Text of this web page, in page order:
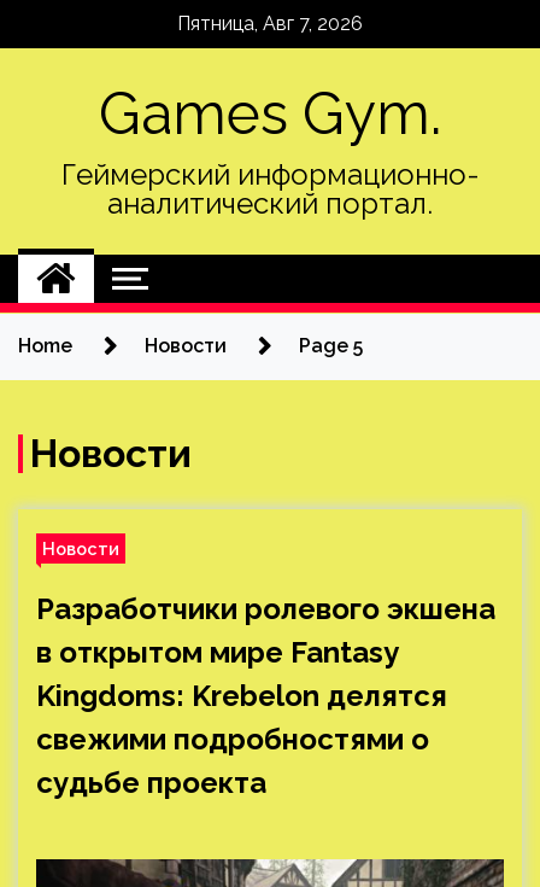
Пятница, Авг 7, 2026
Games Gym.
Геймерский информационно-
аналитический портал.
Home Новости Page 5
Новости
Новости
Разработчики ролевого экшена
в открытом мире Fantasy
Kingdoms: Krebelon делятся
свежими подробностями о
судьбе проекта